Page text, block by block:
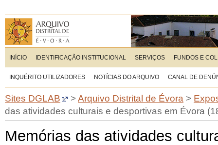
INÍCIO IDENTIFICAÇÃO INSTITUCIONAL SERVIÇOS FUNDOS E
INQUÉRITO UTILIZADORES NOTÍCIAS DO ARQUIVO CANAL DE
Sites DGLAB >Arquivo Distrital de Évora >
das atividades culturais e desportivas em Évora
Memórias das atividades